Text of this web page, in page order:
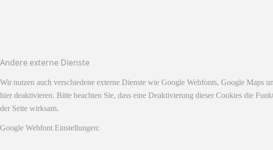
Andere externe Dienste
Wir nutzen auch verschiedene externe Dienste wie Google Webfonts, Google Maps
hier deaktivieren. Bitte beachten Sie, dass eine Deaktivierung dieser Cookies die
der Seite wirksam.
Google Webfont Einstellungen: